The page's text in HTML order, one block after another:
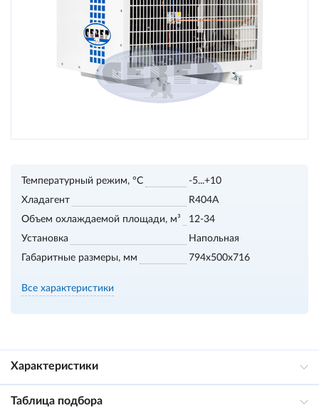
Температурный режим, °С
-5...+10
Хладагент
R404A
Объем охлаждаемой площади, м³
12-34
Установка
Напольная
Габаритные размеры, мм
794x500x716
Все характеристики
Характеристики
Таблица подбора